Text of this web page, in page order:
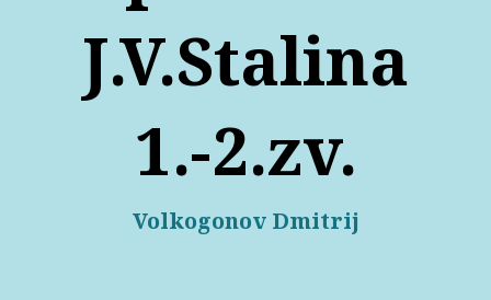
J.V.Stalina
1.-2.zv.
Volkogonov Dmitrij